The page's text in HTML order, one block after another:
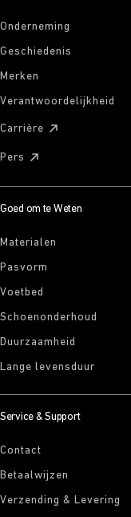
Onderneming
Geschiedenis
Merken
Verantwoordelijkheid
Carrière
Pers
Goed om te Weten
Materialen
Pasvorm
Voetbed
Schoenonderhoud
Duurzaamheid
Lange levensduur
Service & Support
Contact
Betaalwijzen
Verzending & Levering